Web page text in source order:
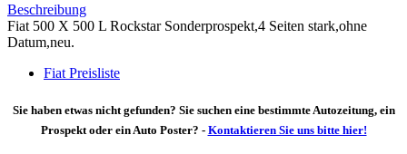
Beschreibung
Fiat 500 X 500 L Rockstar Sonderprospekt,4 Seiten stark,ohne
Datum,neu.
Fiat Preisliste
Sie haben etwas nicht gefunden? Sie suchen eine bestimmte Autozeitung, ein
Prospekt oder ein Auto Poster? - Kontaktieren Sie uns bitte hier!